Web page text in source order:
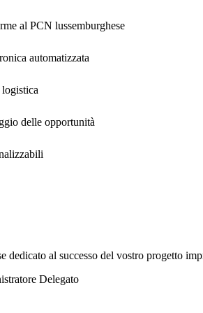
al PCN lussemburghese
automatizzata
logistica
delle opportunità
dedicato al successo del vostro progetto
Delegato